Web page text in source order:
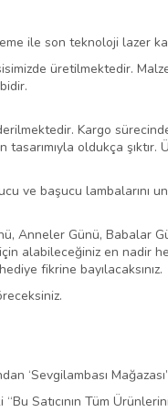
ile son teknoloji lazer
üretilmektedir.
Kargo
oldukça şıktır.
ve başucu lambalarını
Anneler Günü, Babalar
alabileceğiniz en nadir
fikrine bayılacaksınız.
‘Sevgilambası
Satıcının Tüm